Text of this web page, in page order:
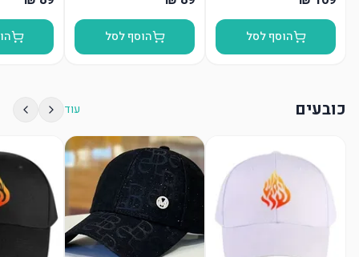
הוסף לסל הוסף לסל
כובעים עוד